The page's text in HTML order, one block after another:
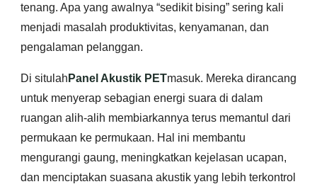
tenang. Apa yang awalnya “sedikit bising” sering kali
menjadi masalah produktivitas, kenyamanan, dan
pengalaman pelanggan.
Di situlah Panel Akustik PETmasuk. Mereka dirancang
untuk menyerap sebagian energi suara di dalam
ruangan alih-alih membiarkannya terus memantul dari
permukaan ke permukaan. Hal ini membantu
mengurangi gaung, meningkatkan kejelasan ucapan,
dan menciptakan suasana akustik yang lebih terkontrol